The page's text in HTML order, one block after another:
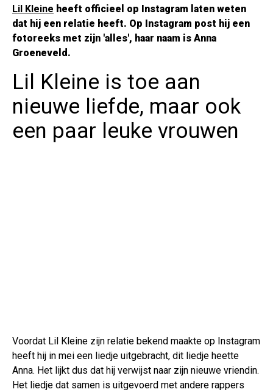
Lil Kleine heeft officieel op Instagram laten weten
dat hij een relatie heeft. Op Instagram post hij een
fotoreeks met zijn 'alles', haar naam is Anna
Groeneveld.
Lil Kleine is toe aan
nieuwe liefde, maar ook
een paar leuke vrouwen
Voordat Lil Kleine zijn relatie bekend maakte op Instagram
heeft hij in mei een liedje uitgebracht, dit liedje heette
Anna. Het lijkt dus dat hij verwijst naar zijn nieuwe vriendin.
Het liedje dat samen is uitgevoerd met andere rappers